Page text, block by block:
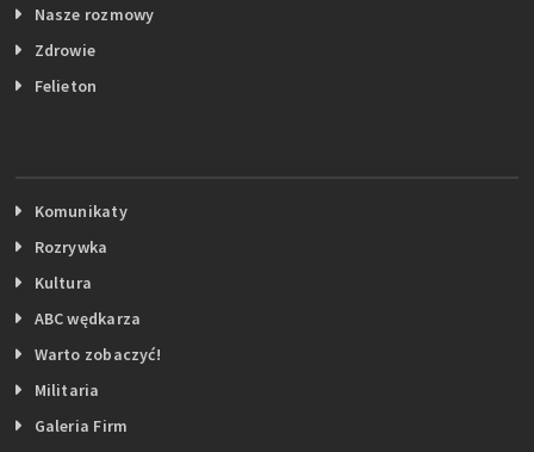
Nasze rozmowy
Zdrowie
Felieton
Komunikaty
Rozrywka
Kultura
ABC wędkarza
Warto zobaczyć!
Militaria
Galeria Firm